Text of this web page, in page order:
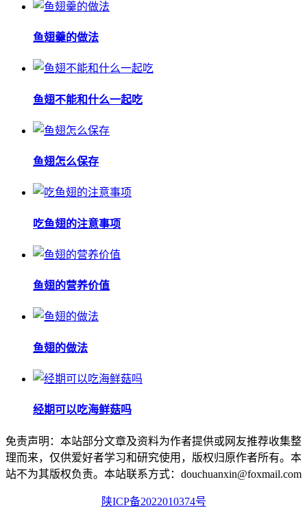
鱼翅羹的做法
鱼翅不能和什么一起吃
鱼翅怎么保存
吃鱼翅的注意事项
鱼翅的营养价值
鱼翅的做法
经期可以吃海鲜菇吗
免责声明：本站部分文章及资料为作者提供或网友推荐收集整
理而来，仅供爱好者学习和研究使用，版权归原作者所有。本
站不为其版权负责。本站联系方式：douchuanxin@foxmail.com
陕ICP备2022010374号